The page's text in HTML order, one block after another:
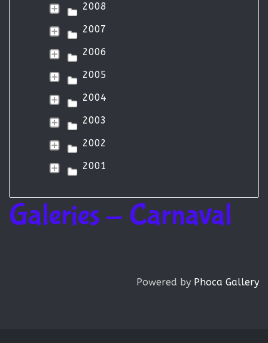
2008
2007
2006
2005
2004
2003
2002
2001
Galeries - Carnaval
Powered by Phoca Gallery